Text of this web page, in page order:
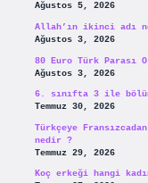
Ağustos 5, 2026
Allah’ın ikinci adı
Ağustos 3, 2026
80 Euro Türk Parası
Ağustos 3, 2026
6. sınıfta 3 ile
Temmuz 30, 2026
Türkçeye
nedir ?
Temmuz 29, 2026
Koç erkeği hangi